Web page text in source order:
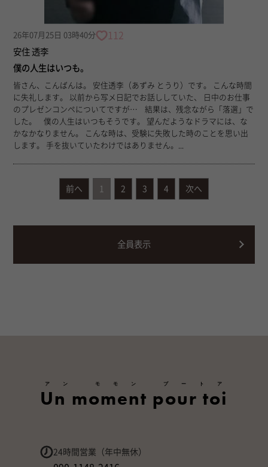
26年07月25日 03時40分 112
安住 透李
僕の人生はいつも。
皆さん、こんばんは。 安住透李（あずみ とうり）です。 こんな時間
に失礼します。 以前から写メ日記でお話ししていた、 日中のお仕事
のプレゼンコンペについてですが… 結果は、残念ながら「落選」で
した。 僕の人生はいつもそうです。 望んだようなドラマには、な
かなかなりません。 こんな時は、受験に失敗した時のことを思い出
します。 手を抜いていたわけではありません。...
前へ 1 2 3 4 次へ
全員表示
Un moment pour toi
アン モモン プートア
24時間営業（年中無休）